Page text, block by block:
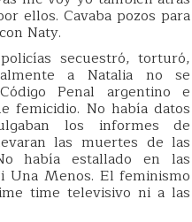
ellos. Cavaba pozos para
Naty.
secuestró, torturó,
a Natalia no se
Penal argentino e
femicidio. No había datos
los informes de
las muertes de las
había estallado en las
Una Menos. El feminismo
time televisivo ni a las